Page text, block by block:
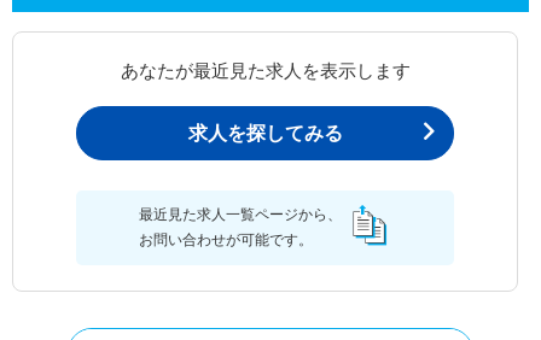
あなたが最近見た求人を表示します
求人を探してみる
最近見た求人一覧ページから、
お問い合わせが可能です。